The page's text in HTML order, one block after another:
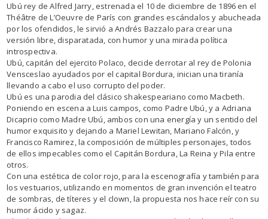
Ubú rey de Alfred Jarry, estrenada el 10 de diciembre de 1896 en el
Théâtre de L’Oeuvre de París con grandes escándalos y abucheada
por los ofendidos, le sirvió a Andrés Bazzalo para crear una
versión libre, disparatada, con humor y una mirada política
introspectiva.
Ubú, capitán del ejercito Polaco, decide derrotar al rey de Polonia
Vensceslao ayudados por el capital Bordura, inician una tiranía
llevando a cabo el uso corrupto del poder.
Ubú es una parodia del clásico shakespeariano como Macbeth.
Poniendo en escena a Luis campos, como Padre Ubú, y a Adriana
Dicaprio como Madre Ubú, ambos con una energía y un sentido del
humor exquisito y dejando a Mariel Lewitan, Mariano Falcón, y
Francisco Ramirez, la composición de múltiples personajes, todos
de ellos impecables como el Capitán Bordura, La Reina y Pila entre
otros.
Con una estética de color rojo, para la escenografía y también para
los vestuarios, utilizando en momentos de gran invención el teatro
de sombras, de títeres y el clown, la propuesta nos hace reír con su
humor ácido y sagaz.